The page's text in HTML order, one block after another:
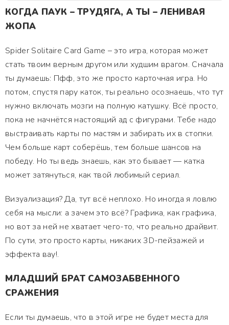
КОГДА ПАУК – ТРУДЯГА, А ТЫ – ЛЕНИВАЯ
ЖОПА
Spider Solitaire Card Game – это игра, которая может
стать твоим верным другом или худшим врагом. Сначала
ты думаешь: Пфф, это же просто карточная игра. Но
потом, спустя пару каток, ты реально осознаешь, что тут
нужно включать мозги на полную катушку. Всё просто,
пока не начнётся настоящий ад с фигурами. Тебе надо
выстраивать карты по мастям и забирать их в стопки.
Чем больше карт соберёшь, тем больше шансов на
победу. Но ты ведь знаешь, как это бывает — катка
может затянуться, как твой любимый сериал.
Визуализация? Да, тут всё неплохо. Но иногда я ловлю
себя на мысли: а зачем это всё? Графика, как графика,
но вот за ней не хватает чего-то, что реально драйвит.
По сути, это просто карты, никаких 3D-пейзажей и
эффекта вау!.
МЛАДШИЙ БРАТ САМОЗАБВЕННОГО
СРАЖЕНИЯ
Если ты думаешь, что в этой игре не будет места для